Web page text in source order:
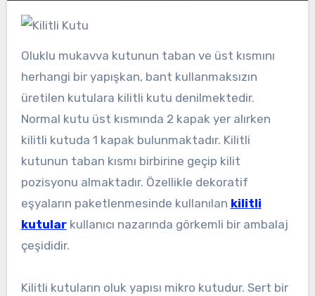
Oluklu mukavva kutunun taban ve üst kısmını
herhangi bir yapışkan, bant kullanmaksızın
üretilen kutulara kilitli kutu denilmektedir.
Normal kutu üst kısmında 2 kapak yer alırken
kilitli kutuda 1 kapak bulunmaktadır. Kilitli
kutunun taban kısmı birbirine geçip kilit
pozisyonu almaktadır. Özellikle dekoratif
eşyaların paketlenmesinde kullanılan kilitli
kutularkullanıcı nazarında görkemli bir ambalaj
çeşididir.
Kilitli kutuların oluk yapısı mikro kutudur. Sert bir